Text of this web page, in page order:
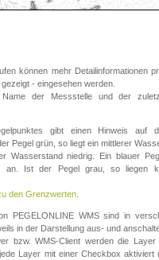
können mehr Detailinformationen
- eingesehen werden.
der Messstelle und der
gibt einen Hinweis auf
Pegel grün, so liegt ein mittlerer
Wasserstand niedrig. Ein blauer
an. Ist der Pegel grau, so liegen
den Grenzwerten
PEGELONLINE WMS sind in
in der Darstellung aus- und
bzw. WMS-Client werden die
Layer mit einer Checkbox aktiviert